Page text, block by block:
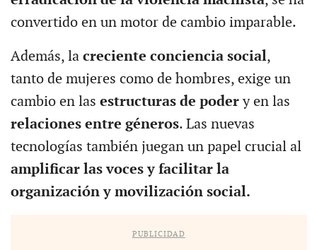
convertido en un motor de cambio imparable.
Además, lacreciente conciencia social,
tanto de mujeres como de hombres, exige un
cambio en las estructuras de podery en las
relaciones entre géneros. Las nuevas
tecnologías también juegan un papel crucial al
amplificar las voces y facilitar la
organización y movilización social.
PUBLICIDAD